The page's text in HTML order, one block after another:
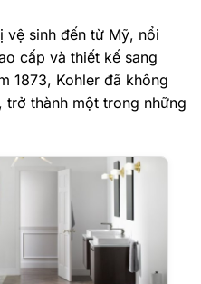
vệ sinh đến từ Mỹ, nổi
cấp và thiết kế sang
1873, Kohler đã không
thành một trong những